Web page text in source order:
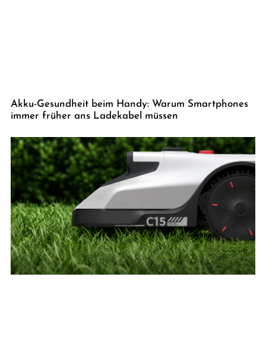
Akku-Gesundheit beim Handy: Warum Smartphones
immer früher ans Ladekabel müssen